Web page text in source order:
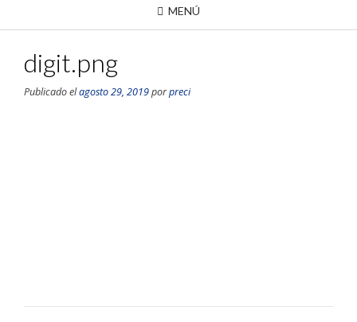
MENÚ
digit.png
Publicado elagosto 29, 2019porpreci